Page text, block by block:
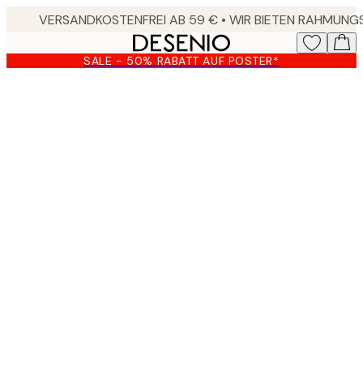
content.
SALE - 50% RABATT AUF POSTER*